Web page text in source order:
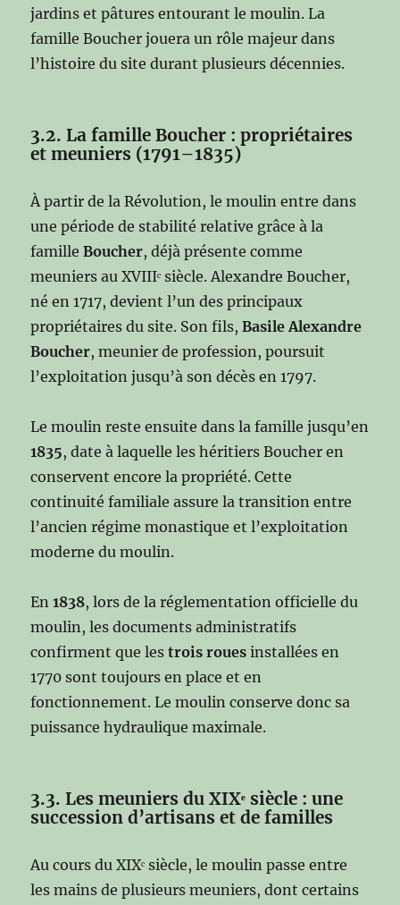
jardins et pâtures entourant le moulin. La
famille Boucher jouera un rôle majeur dans
l’histoire du site durant plusieurs décennies.
3.2. La famille Boucher : propriétaires
et meuniers (1791–1835)
À partir de la Révolution, le moulin entre dans
une période de stabilité relative grâce à la
familleBoucher, déjà présente comme
meuniers au XVIIIᵉ siècle. Alexandre Boucher,
né en 1717, devient l’un des principaux
propriétaires du site. Son fils,Basile Alexandre
Boucher, meunier de profession, poursuit
l’exploitation jusqu’à son décès en 1797.
Le moulin reste ensuite dans la famille jusqu’en
1835, date à laquelle les héritiers Boucher en
conservent encore la propriété. Cette
continuité familiale assure la transition entre
l’ancien régime monastique et l’exploitation
moderne du moulin.
En1838, lors de la réglementation officielle du
moulin, les documents administratifs
confirment que lestrois roues installées en
1770 sont toujours en place et en
fonctionnement. Le moulin conserve donc sa
puissance hydraulique maximale.
3.3. Les meuniers du XIXᵉ siècle : une
succession d’artisans et de familles
Au cours du XIXᵉ siècle, le moulin passe entre
les mains de plusieurs meuniers, dont certains